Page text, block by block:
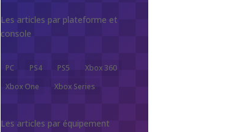
Les articles par plateforme et
console
PC PS4 PS5
Xbox 360
Xbox One
Xbox Series
Les articles par équipement